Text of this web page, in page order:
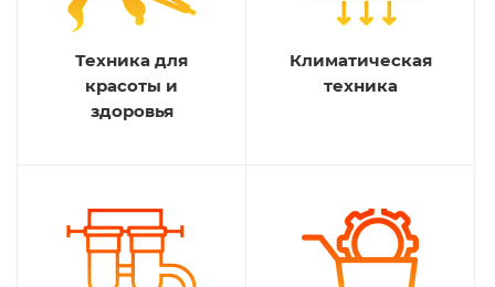
Техника для
красоты и
здоровья
Климатическая
техника